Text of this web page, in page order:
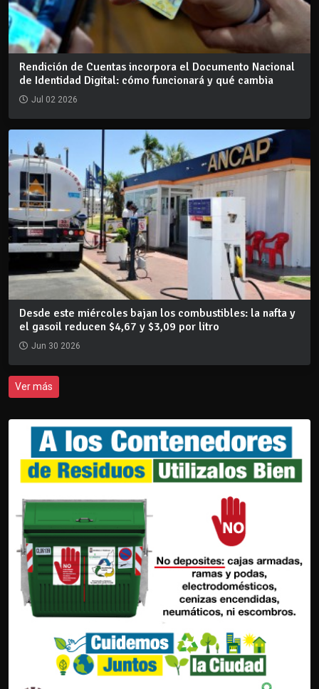
Rendición de Cuentas incorpora el Documento Nacional
de Identidad Digital: cómo funcionará y qué cambia
Jul 02 2026
Desde este miércoles bajan los combustibles: la nafta y
el gasoil reducen $4,67 y $3,09 por litro
Jun 30 2026
Ver más